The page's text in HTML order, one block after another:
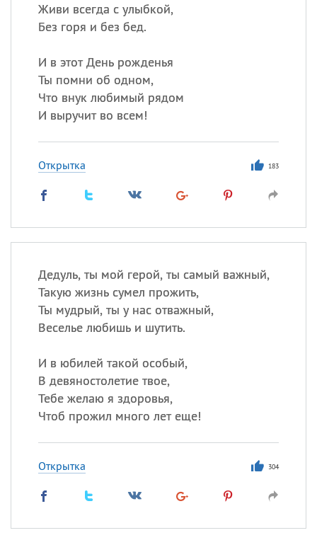
Живи всегда с улыбкой,
Без горя и без бед.
И в этот День рожденья
Ты помни об одном,
Что внук любимый рядом
И выручит во всем!
Открытка 183
Дедуль, ты мой герой, ты самый важный,
Такую жизнь сумел прожить,
Ты мудрый, ты у нас отважный,
Веселье любишь и шутить.
И в юбилей такой особый,
В девяностолетие твое,
Тебе желаю я здоровья,
Чтоб прожил много лет еще!
Открытка 304